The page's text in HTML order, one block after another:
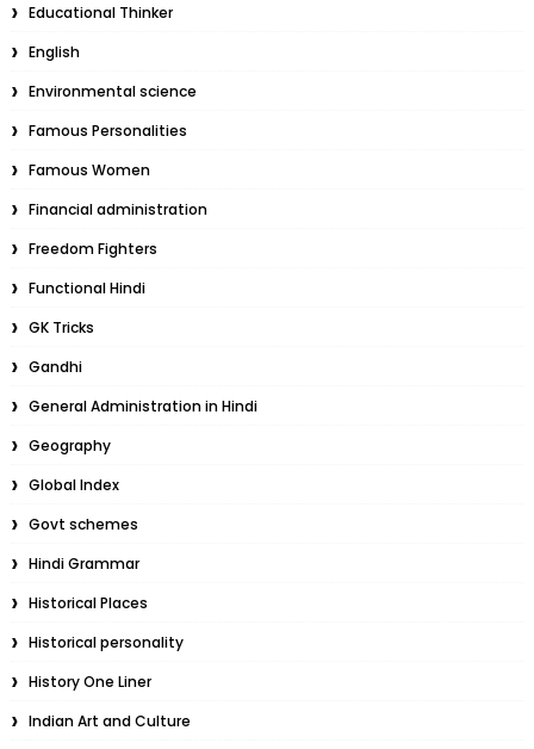
Educational Thinker
English
Environmental science
Famous Personalities
Famous Women
Financial administration
Freedom Fighters
Functional Hindi
GK Tricks
Gandhi
General Administration in Hindi
Geography
Global Index
Govt schemes
Hindi Grammar
Historical Places
Historical personality
History One Liner
Indian Art and Culture